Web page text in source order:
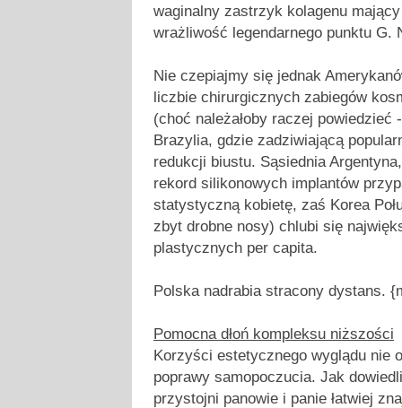
waginalny zastrzyk kolagenu
wrażliwość legendarnego punktu G.
Nie czepiajmy się jednak
liczbie chirurgicznych zabiegów
(choć należałoby raczej powiedzieć
Brazylia, gdzie zadziwiającą
redukcji biustu. Sąsiednia
rekord silikonowych implantów
statystyczną kobietę, zaś Korea
zbyt drobne nosy) chlubi się
plastycznych per capita.
Polska nadrabia stracony dystans.
Pomocna dłoń kompleksu niższości
Korzyści estetycznego wyglądu nie
poprawy samopoczucia. Jak
przystojni panowie i panie łatwiej